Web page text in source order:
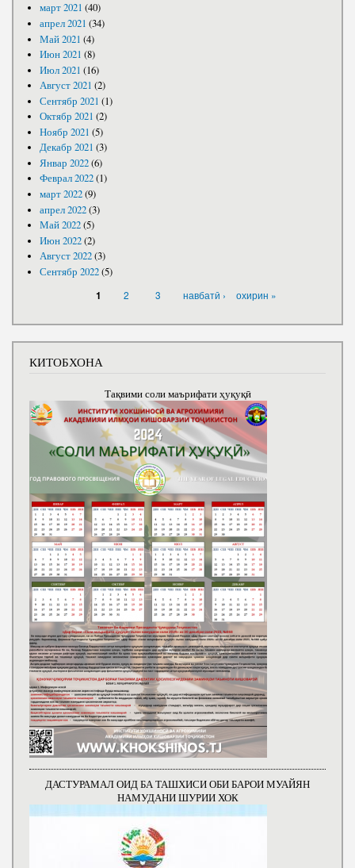
март 2021 (40)
апрел 2021 (34)
Май 2021 (4)
Июн 2021 (8)
Июл 2021 (16)
Август 2021 (2)
Сентябр 2021 (1)
Октябр 2021 (2)
Ноябр 2021 (5)
Декабр 2021 (3)
Январ 2022(6)
Феврал 2022(1)
март 2022(9)
апрел 2022(3)
Май 2022(5)
Июн 2022(2)
Август 2022(3)
Сентябр 2022(5)
1 2 3 навбатӣ › охирин »
КИТОБХОНА
Тақвими соли маърифати ҳуқуқӣ
ДАСТУРАМАЛ ОИД БА ТАШХИСИ ОБИ БАРОИ МУАЙЯН
НАМУДАНИ ШУРИИ ХОК